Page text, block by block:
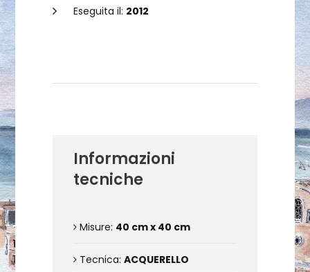
Eseguita il: 2012
Informazioni
tecniche
Misure: 40 cm x 40 cm
Tecnica: ACQUERELLO